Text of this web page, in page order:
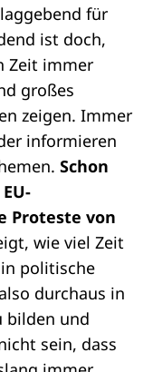
für
ist doch,
Zeit immer
großes
zeigen. Immer
informieren
Schon
Proteste von
wie viel Zeit
politische
durchaus in
bilden und
sein, dass